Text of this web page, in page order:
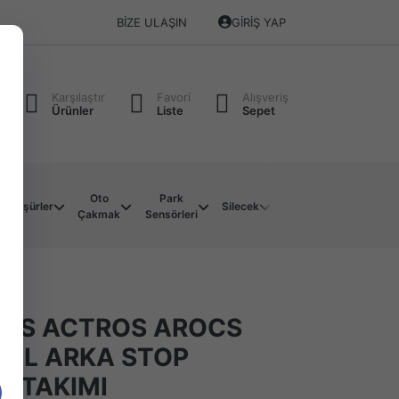
BIZE ULAŞIN GIRIŞ YAP
Karşılaştır
Ürünler
Favori
Liste
Alışveriş
Sepet
Müşürler
Oto
Çakmak
Park
Sensörleri
Silecek
ACTROS AROCS
ARKA STOP
TAKIMI